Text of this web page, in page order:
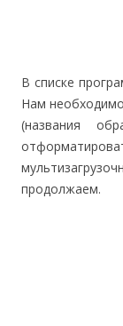
В списке
Нам
(названия
продолжаем.